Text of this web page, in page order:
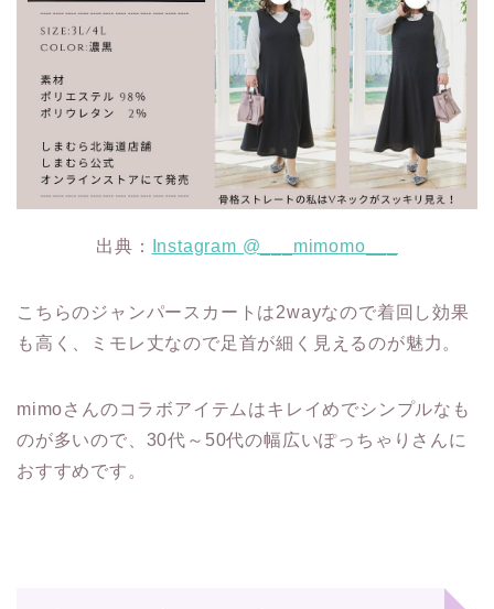
出典： Instagram @___mimomo___
こちらのジャンパースカートは2wayなので着回し効果
も高く、ミモレ丈なので足首が細く見えるのが魅力。
mimoさんのコラボアイテムはキレイめでシンプルなも
のが多いので、30代～50代の幅広いぽっちゃりさんに
おすすめです。